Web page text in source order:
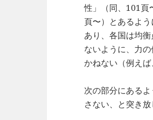
性」（同、101頁
頁〜）とあるよ
あり、各国は均
ないように、力
かねない（例えば
次の部分にある
さない、と突き放